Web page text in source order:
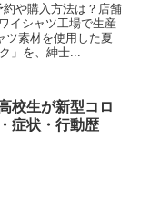
約や購入方法は？店舗
イシャツ工場で生産
ツ素材を使用した夏
」を、紳士...
校生が新型コロ
症状・行動歴